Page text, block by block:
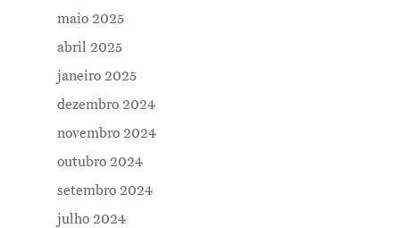
maio 2025
abril 2025
janeiro 2025
dezembro 2024
novembro 2024
outubro 2024
setembro 2024
julho 2024